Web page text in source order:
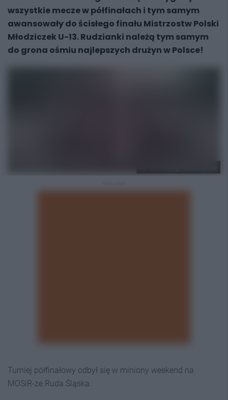
wszystkie mecze w półfinałach i tym samym
awansowały do ścisłego finału Mistrzostw Polski
Młodziczek U-13. Rudzianki należą tym samym
do grona ośmiu najlepszych drużyn w Polsce!
Turniej półfinałowy odbył się w miniony weekend na
MOSiR-ze Ruda Śląska.